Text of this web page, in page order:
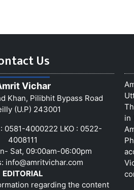
Us
Vichar
Khan, Pilibhit Bypass Road
(U.P) 243001
0581-4000222 LKO : 0522-
4008111
Sat, 09:00am-06:00pm
info@amritvichar.com
EDITORIAL
regarding the content
in